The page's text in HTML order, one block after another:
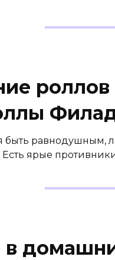
быть равнодушным,
Есть ярые
в